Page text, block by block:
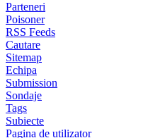
Parteneri
Poisoner
RSS Feeds
Cautare
Sitemap
Echipa
Submission
Sondaje
Tags
Subiecte
Pagina de utilizator